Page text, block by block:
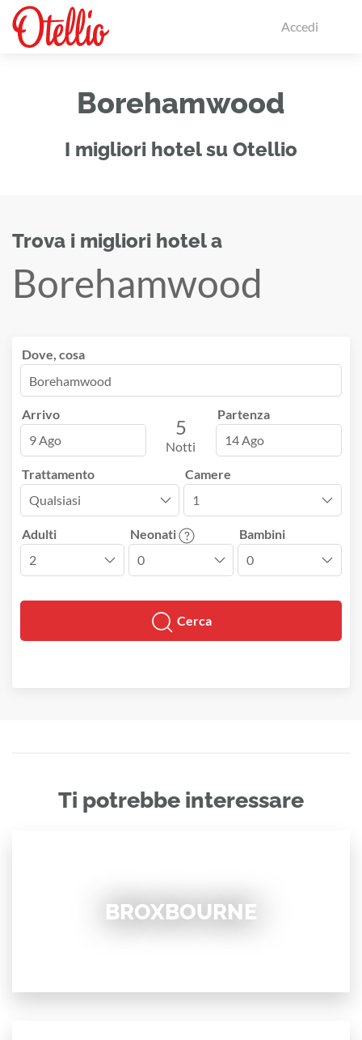
Accedi
Borehamwood
I migliori hotel su Otellio
Trova i migliori hotel a
Borehamwood
Dove, cosa
Arrivo
9 Ago
5
Notti
Partenza
14 Ago
Trattamento Camere
Adulti Neonati Bambini
Cerca
Ti potrebbe interessare
BROXBOURNE